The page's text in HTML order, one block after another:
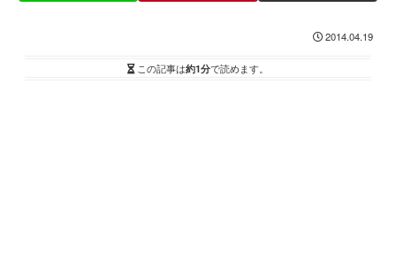
2014.04.19
この記事は約1分で読めます。